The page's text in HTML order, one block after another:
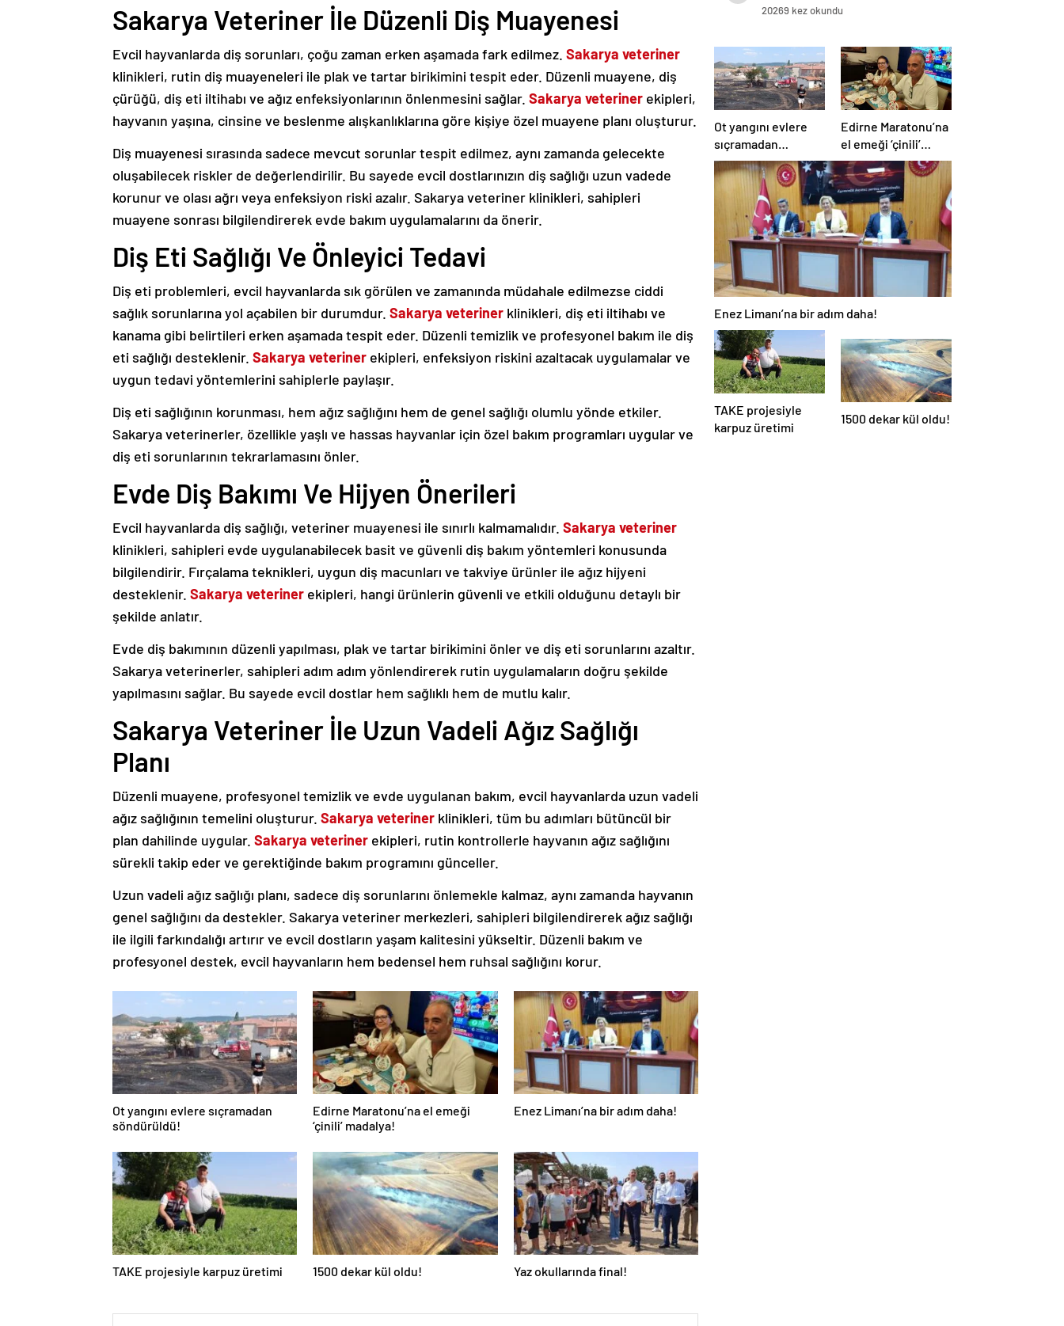
Sakarya Veteriner İle Düzenli Diş Muayenesi
Evcil hayvanlarda diş sorunları, çoğu zaman erken aşamada fark edilmez. Sakarya veteriner
klinikleri, rutin diş muayeneleri ile plak ve tartar birikimini tespit eder. Düzenli muayene, diş
çürüğü, diş eti iltihabı ve ağız enfeksiyonlarının önlenmesini sağlar. Sakarya veteriner ekipleri,
hayvanın yaşına, cinsine ve beslenme alışkanlıklarına göre kişiye özel muayene planı oluşturur.
Diş muayenesi sırasında sadece mevcut sorunlar tespit edilmez, aynı zamanda gelecekte
oluşabilecek riskler de değerlendirilir. Bu sayede evcil dostlarınızın diş sağlığı uzun vadede
korunur ve olası ağrı veya enfeksiyon riski azalır. Sakarya veteriner klinikleri, sahipleri
muayene sonrası bilgilendirerek evde bakım uygulamalarını da önerir.
Diş Eti Sağlığı Ve Önleyici Tedavi
Diş eti problemleri, evcil hayvanlarda sık görülen ve zamanında müdahale edilmezse ciddi
sağlık sorunlarına yol açabilen bir durumdur. Sakarya veteriner klinikleri, diş eti iltihabı ve
kanama gibi belirtileri erken aşamada tespit eder. Düzenli temizlik ve profesyonel bakım ile diş
eti sağlığı desteklenir. Sakarya veteriner ekipleri, enfeksiyon riskini azaltacak uygulamalar ve
uygun tedavi yöntemlerini sahiplerle paylaşır.
Diş eti sağlığının korunması, hem ağız sağlığını hem de genel sağlığı olumlu yönde etkiler.
Sakarya veterinerler, özellikle yaşlı ve hassas hayvanlar için özel bakım programları uygular ve
diş eti sorunlarının tekrarlamasını önler.
Evde Diş Bakımı Ve Hijyen Önerileri
Evcil hayvanlarda diş sağlığı, veteriner muayenesi ile sınırlı kalmamalıdır. Sakarya veteriner
klinikleri, sahipleri evde uygulanabilecek basit ve güvenli diş bakım yöntemleri konusunda
bilgilendirir. Fırçalama teknikleri, uygun diş macunları ve takviye ürünler ile ağız hijyeni
desteklenir. Sakarya veteriner ekipleri, hangi ürünlerin güvenli ve etkili olduğunu detaylı bir
şekilde anlatır.
Evde diş bakımının düzenli yapılması, plak ve tartar birikimini önler ve diş eti sorunlarını azaltır.
Sakarya veterinerler, sahipleri adım adım yönlendirerek rutin uygulamaların doğru şekilde
yapılmasını sağlar. Bu sayede evcil dostlar hem sağlıklı hem de mutlu kalır.
Sakarya Veteriner İle Uzun Vadeli Ağız Sağlığı
Planı
Düzenli muayene, profesyonel temizlik ve evde uygulanan bakım, evcil hayvanlarda uzun vadeli
ağız sağlığının temelini oluşturur. Sakarya veteriner klinikleri, tüm bu adımları bütüncül bir
plan dahilinde uygular. Sakarya veteriner ekipleri, rutin kontrollerle hayvanın ağız sağlığını
sürekli takip eder ve gerektiğinde bakım programını günceller.
Uzun vadeli ağız sağlığı planı, sadece diş sorunlarını önlemekle kalmaz, aynı zamanda hayvanın
genel sağlığını da destekler. Sakarya veteriner merkezleri, sahipleri bilgilendirerek ağız sağlığı
ile ilgili farkındalığı artırır ve evcil dostların yaşam kalitesini yükseltir. Düzenli bakım ve
profesyonel destek, evcil hayvanların hem bedensel hem ruhsal sağlığını korur.
Ot yangını evlere sıçramadan
söndürüldü!
Edirne Maratonu’na el emeği
‘çinili’ madalya!
Enez Limanı’na bir adım daha!
TAKE projesiyle karpuz üretimi 1500 dekar kül oldu! Yaz okullarında final!
20269 kez okundu
Ot yangını evlere
sıçramadan
söndürüldü!
Edirne Maratonu’na
el emeği ‘çinili’
madalya!
Enez Limanı’na bir adım daha!
TAKE projesiyle
karpuz üretimi
1500 dekar kül oldu!